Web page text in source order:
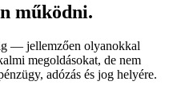
működni.
— jellemzően olyanokkal
megoldásokat, de nem
adózás és jog helyére.